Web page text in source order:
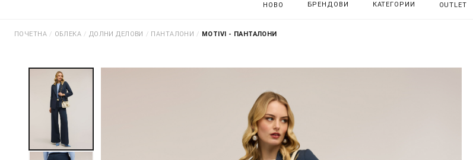
НОВО БРЕНДОВИ КАТЕГОРИИ OUTLET
ПОЧЕТНА / ОБЛЕКА / ДОЛНИ ДЕЛОВИ / ПАНТАЛОНИ / MOTIVI - ПАНТАЛОНИ